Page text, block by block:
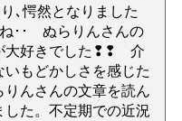
､愕然となりました
･･ ぬらりんさんの
大好きでした❢❢ 介
もどかしさを感じた
りんさんの文章を読ん
た。不定期での近況